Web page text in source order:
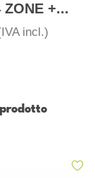
ZONE +...
incl.)